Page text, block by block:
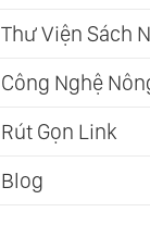
Thư Viện Sách
Công Nghệ
Rút Gọn Link
Blog